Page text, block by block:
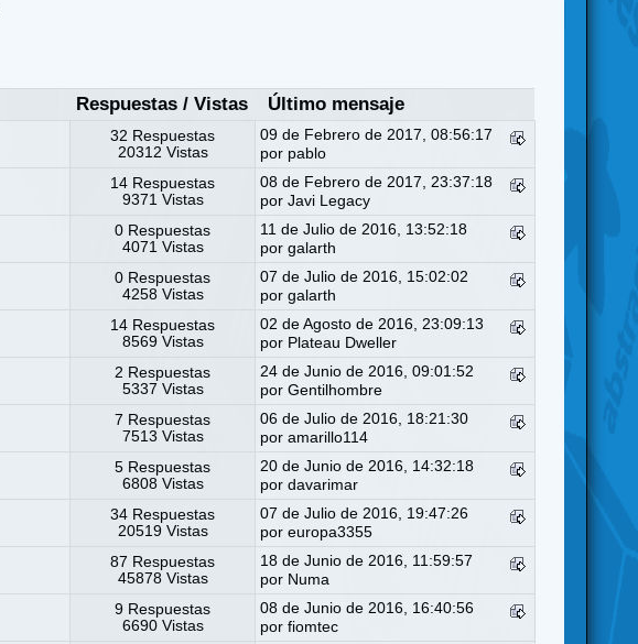
Respuestas /Vistas Último mensaje
32 Respuestas
20312 Vistas
09 de Febrero de 2017, 08:56:17
por pablo
14 Respuestas
9371 Vistas
08 de Febrero de 2017, 23:37:18
porJavi Legacy
0 Respuestas
4071 Vistas
11 de Julio de 2016, 13:52:18
porgalarth
0 Respuestas
4258 Vistas
07 de Julio de 2016, 15:02:02
porgalarth
14 Respuestas
8569 Vistas
02 de Agosto de 2016, 23:09:13
por Plateau Dweller
2 Respuestas
5337 Vistas
24 de Junio de 2016, 09:01:52
porGentilhombre
7 Respuestas
7513 Vistas
06 de Julio de 2016, 18:21:30
poramarillo114
5 Respuestas
6808 Vistas
20 de Junio de 2016, 14:32:18
pordavarimar
34 Respuestas
20519 Vistas
07 de Julio de 2016, 19:47:26
poreuropa3355
87 Respuestas
45878 Vistas
18 de Junio de 2016, 11:59:57
por Numa
9 Respuestas
6690 Vistas
08 de Junio de 2016, 16:40:56
porfiomtec